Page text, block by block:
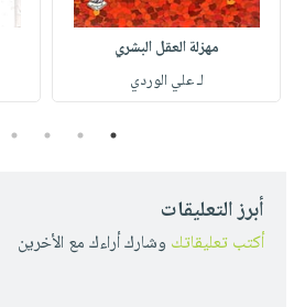
مهزلة العقل البشري
لـ علي الوردي
1
2
3
4
أبرز التعليقات
أكتب تعليقاتك وشارك أراءك مع الأخرين